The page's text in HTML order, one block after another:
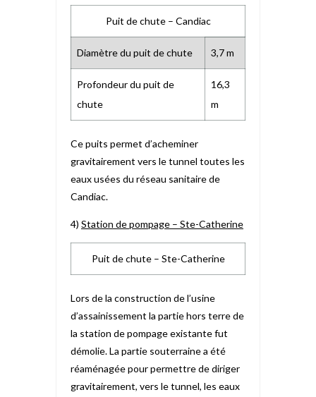
Puit de chute – Candiac
Diamètre du puit de chute 3,7 m
Profondeur du puit de
chute
16,3
m
Ce puits permet d’acheminer
gravitairement vers le tunnel toutes les
eaux usées du réseau sanitaire de
Candiac.
4) Station de pompage – Ste-Catherine
Puit de chute – Ste-Catherine
Lors de la construction de l’usine
d’assainissement la partie hors terre de
la station de pompage existante fut
démolie. La partie souterraine a été
réaménagée pour permettre de diriger
gravitairement, vers le tunnel, les eaux